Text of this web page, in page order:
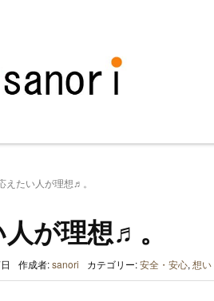
えたい人が理想♬。
が理想♬。
作成者:sanori カテゴリー:安全・安心, 想い